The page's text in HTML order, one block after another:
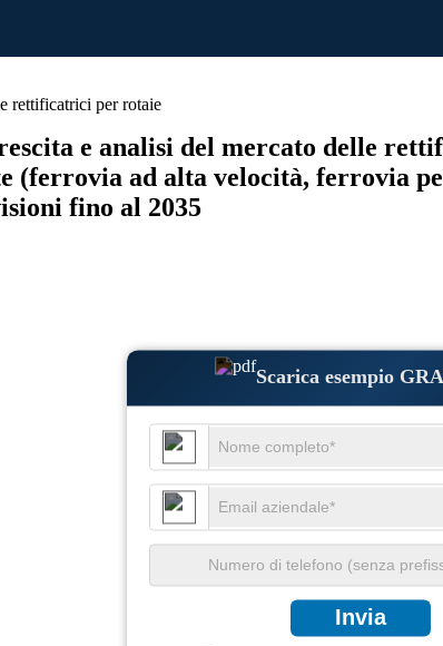
rettificatrici per rotaie
e analisi del mercato delle
(ferrovia ad alta velocità, ferrovia
fino al 2035
Scarica esempio
Invia